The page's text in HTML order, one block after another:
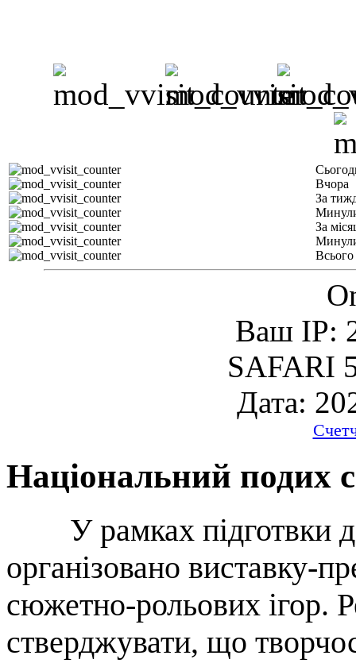
Вчора
За
За
Всього
Ваш IP:
SAFARI
Дата:
Національний подих
У рамках підготвки до
організовано виставку-
сюжетно-рольових ігор.
стверджувати, що